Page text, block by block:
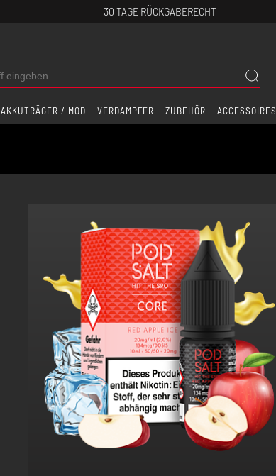
30 TAGE RÜCKGABERECHT
AKKUTRÄGER / MOD VERDAMPFER ZUBEHÖR ACCESSOIRES